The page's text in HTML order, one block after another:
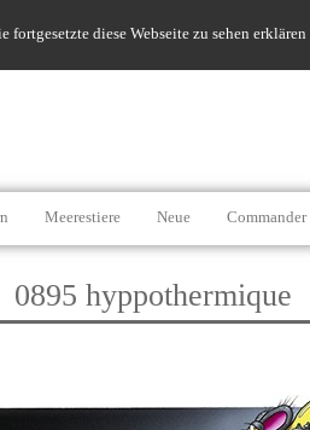
fortgesetzte diese Webseite zu sehen
Meerestiere Neue Commander
0895 hyppothermique